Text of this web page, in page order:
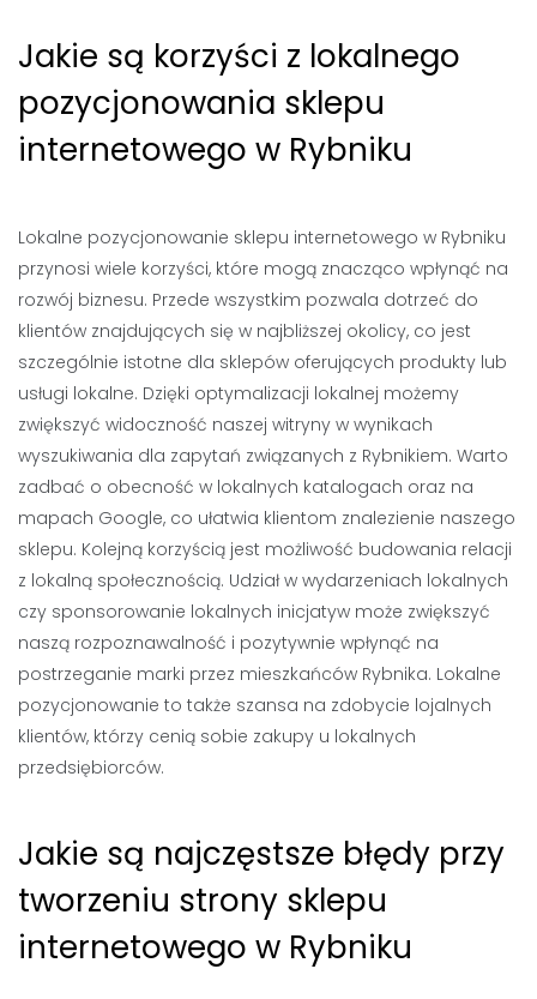
Jakie są korzyści z lokalnego
pozycjonowania sklepu
internetowego w Rybniku
Lokalne pozycjonowanie sklepu internetowego w Rybniku
przynosi wiele korzyści, które mogą znacząco wpłynąć na
rozwój biznesu. Przede wszystkim pozwala dotrzeć do
klientów znajdujących się w najbliższej okolicy, co jest
szczególnie istotne dla sklepów oferujących produkty lub
usługi lokalne. Dzięki optymalizacji lokalnej możemy
zwiększyć widoczność naszej witryny w wynikach
wyszukiwania dla zapytań związanych z Rybnikiem. Warto
zadbać o obecność w lokalnych katalogach oraz na
mapach Google, co ułatwia klientom znalezienie naszego
sklepu. Kolejną korzyścią jest możliwość budowania relacji
z lokalną społecznością. Udział w wydarzeniach lokalnych
czy sponsorowanie lokalnych inicjatyw może zwiększyć
naszą rozpoznawalność i pozytywnie wpłynąć na
postrzeganie marki przez mieszkańców Rybnika. Lokalne
pozycjonowanie to także szansa na zdobycie lojalnych
klientów, którzy cenią sobie zakupy u lokalnych
przedsiębiorców.
Jakie są najczęstsze błędy przy
tworzeniu strony sklepu
internetowego w Rybniku